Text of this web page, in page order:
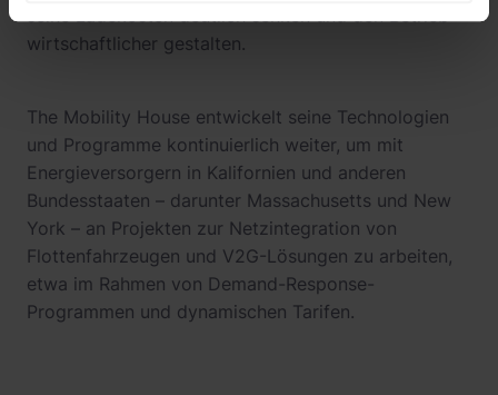
seine Ladekosten deutlich senken und den Betrieb
wirtschaftlicher gestalten.
The Mobility House entwickelt seine Technologien
und Programme kontinuierlich weiter, um mit
Energieversorgern in Kalifornien und anderen
Bundesstaaten – darunter Massachusetts und New
York – an Projekten zur Netzintegration von
Flottenfahrzeugen und V2G-Lösungen zu arbeiten,
etwa im Rahmen von Demand-Response-
Programmen und dynamischen Tarifen.